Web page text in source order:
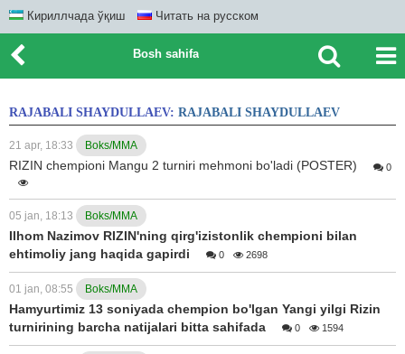
Кириллчада ўқиш Читать на русском
Bosh sahifa
RAJABALI SHAYDULLAEV: RAJABALI SHAYDULLAEV
21 apr, 18:33 Boks/MMA
RIZIN chempioni Mangu 2 turniri mehmoni bo'ladi (POSTER) 0
05 jan, 18:13 Boks/MMA
Ilhom Nazimov RIZIN'ning qirg'izistonlik chempioni bilan
ehtimoliy jang haqida gapirdi
0 2698
01 jan, 08:55 Boks/MMA
Hamyurtimiz 13 soniyada chempion bo'lgan Yangi yilgi Rizin
turnirining barcha natijalari bitta sahifada
0 1594